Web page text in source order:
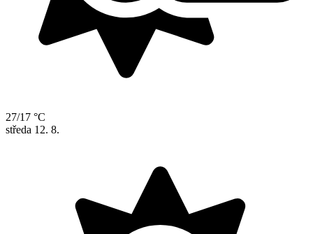
27/17 °C
středa 12. 8.